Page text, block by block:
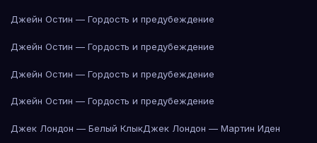
Джейн Остин — Гордость и предубеждение
Джейн Остин — Гордость и предубеждение
Джейн Остин — Гордость и предубеждение
Джейн Остин — Гордость и предубеждение
Джек Лондон — Белый КлыкДжек Лондон — Мартин Иден